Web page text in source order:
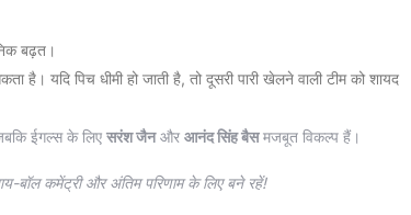
बढ़त।
है। यदि पिच धीमी हो जाती है, तो दूसरी पारी खेलने वाली टीम को शायद
ईगल्स के लिए सरंश जैनऔर आनंद सिंह बैसमजबूत विकल्प हैं।
बॉल कमेंट्री और अंतिम परिणाम के लिए बने रहें!